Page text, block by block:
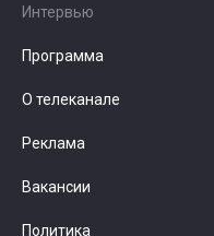
Интервью
Программа
О телеканале
Реклама
Вакансии
Политика